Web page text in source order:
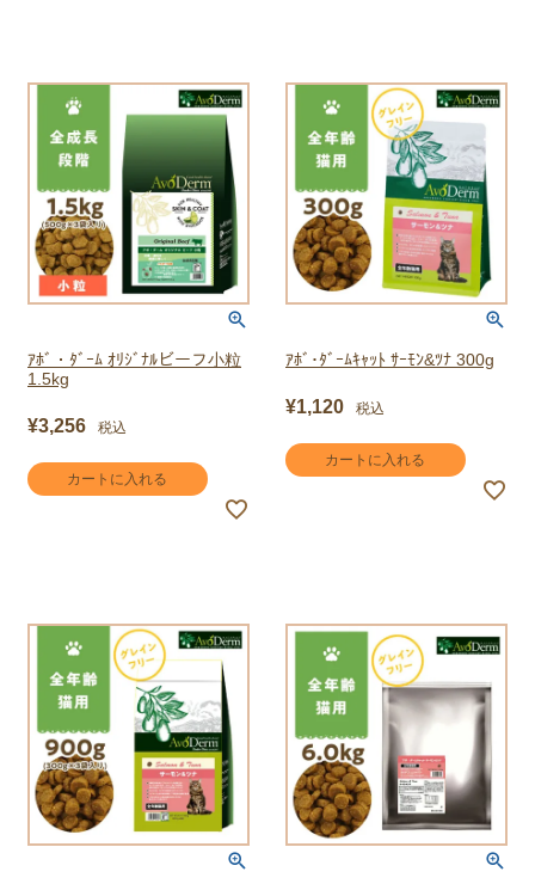
ｱﾎﾞ・ﾀﾞｰﾑ ｵﾘｼﾞﾅﾙビーフ小粒
1.5kg
¥3,256 税込
カートに入れる
ｱﾎﾞ･ﾀﾞｰﾑｷｬｯﾄ ｻｰﾓﾝ&ﾂﾅ 300g
¥1,120 税込
カートに入れる